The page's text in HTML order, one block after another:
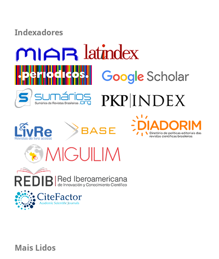
Indexadores
Mais Lidos